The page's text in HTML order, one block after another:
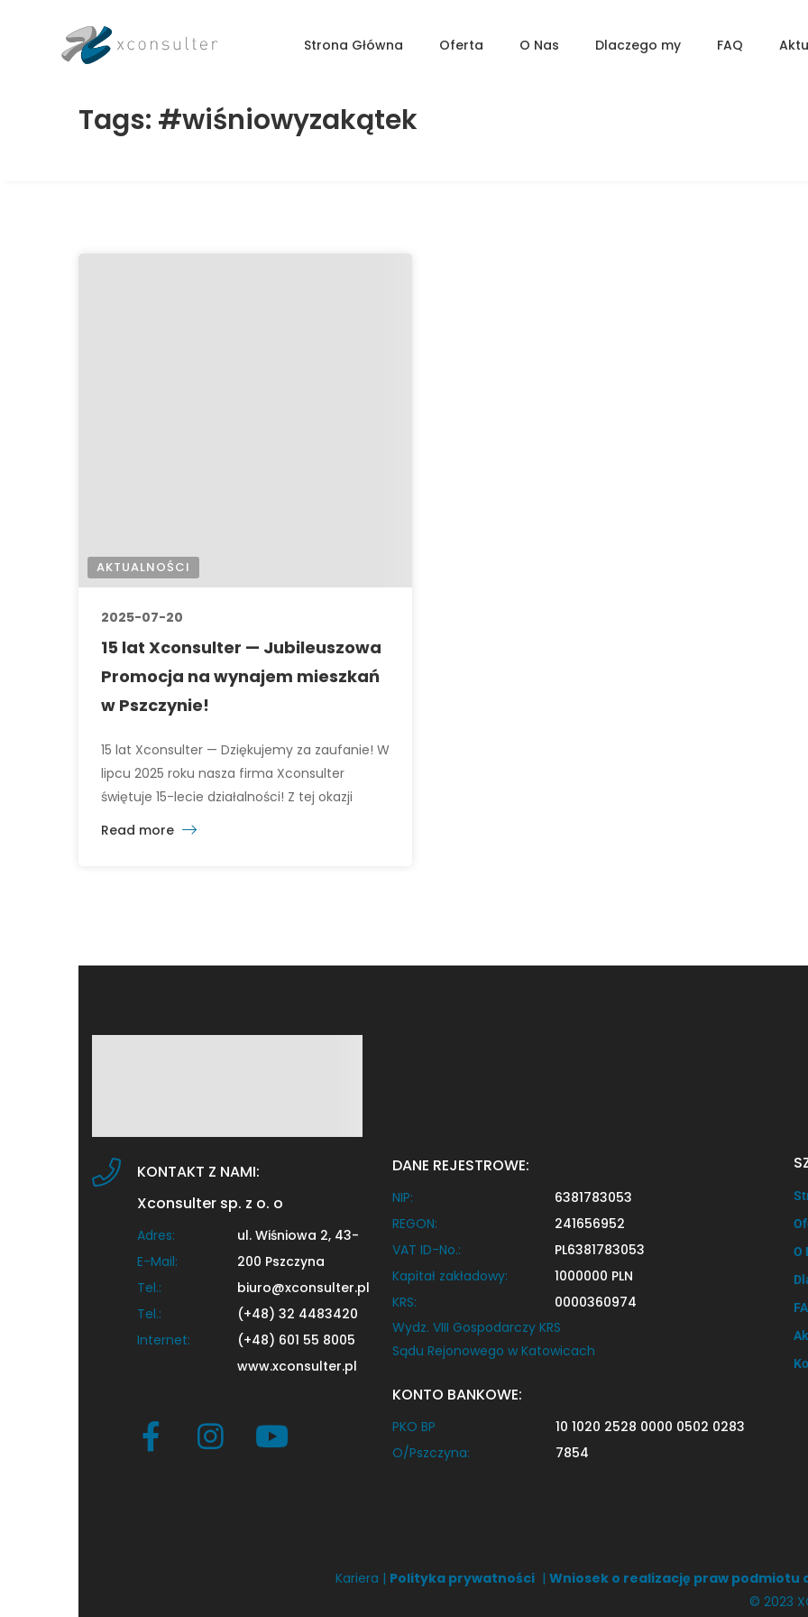
Strona Główna Oferta O Nas Dlaczego my FAQ
Tags: #wiśniowyzakątek
AKTUALNOŚCI
2025-07-20
15 lat Xconsulter — Jubileuszowa
Promocja na wynajem mieszkań
w Pszczynie!
15 lat Xconsulter — Dziękujemy za zaufanie! W
lipcu 2025 roku nasza firma Xconsulter
świętuje 15-lecie działalności! Z tej okazji
przygotowaliśmy coś wyjątkowego dla
lokalizacja, ale także wyjątkowe […]
Read more
KONTAKT Z NAMI:
Xconsulter sp. z o. o
Adres:
E-Mail:
Tel.:
Tel.:
Internet:
ul. Wiśniowa 2, 43-
200 Pszczyna
biuro@xconsulter.pl
(+48) 32 4483420
(+48) 601 55 8005
www.xconsulter.pl
DANE REJESTROWE:
NIP:
REGON:
VAT ID-No.:
Kapitał zakładowy:
KRS:
6381783053
241656952
PL6381783053
1000000 PLN
0000360974
Wydz. VIII Gospodarczy KRS
Sądu Rejonowego w Katowicach
KONTO BANKOWE:
PKO BP
O/Pszczyna:
10 1020 2528 0000 0502 0283
7854
O
Kariera | Polityka prywatności| Wniosek o realizację praw podmiotu
© 2023